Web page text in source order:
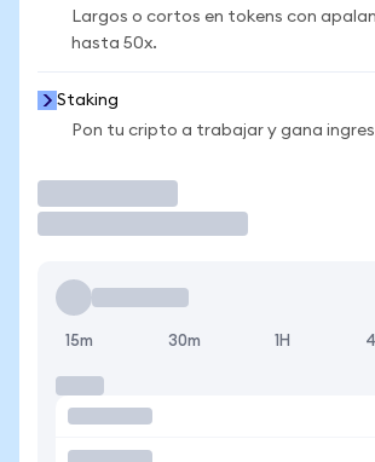
Largos o cortos en tokens con
hasta 50x.
Staking
Pon tu cripto a trabajar y gana
15m 30m 1H